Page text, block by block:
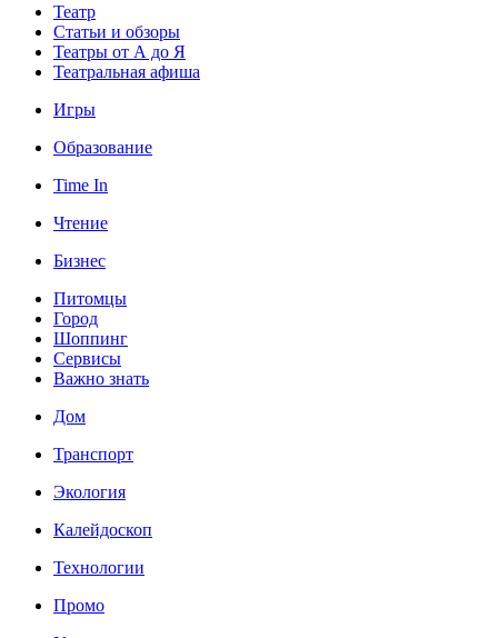
Театр
Статьи и обзоры
Театры от А до Я
Театральная афиша
Игры
Образование
Time In
Чтение
Бизнес
Питомцы
Город
Шоппинг
Сервисы
Важно знать
Дом
Транспорт
Экология
Калейдоскоп
Технологии
Промо